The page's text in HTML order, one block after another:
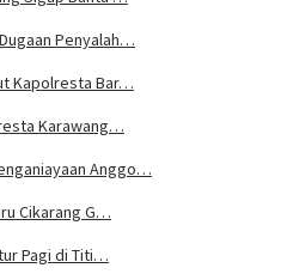
Penyalah…
Kapolresta Bar…
Karawang…
Anggo…
Cikarang G…
Pagi di Titi…